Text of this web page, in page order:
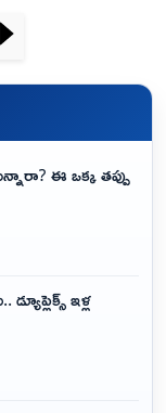
ఈ ఒక్క తప్పు
ఇళ్ల